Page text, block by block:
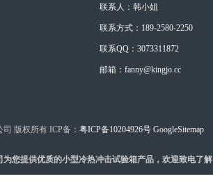
联系人：韩小姐
联系方式：189-2580-2250
联系QQ：3073311872
邮箱：fanny@kingjo.cc
版权所有 ICP备： 粤ICP备10204926号 GoogleSitemap
您提供优质的小型冷热冲击试验箱产品，欢迎致电了解